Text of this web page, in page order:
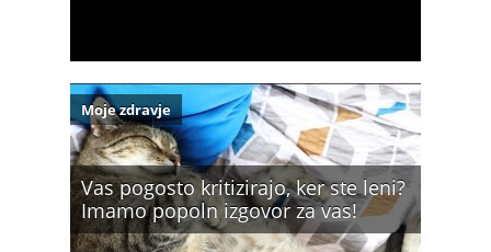
Vas pogosto kritizirajo, ker ste leni?
Imamo popoln izgovor za vas!
Moje zdravje